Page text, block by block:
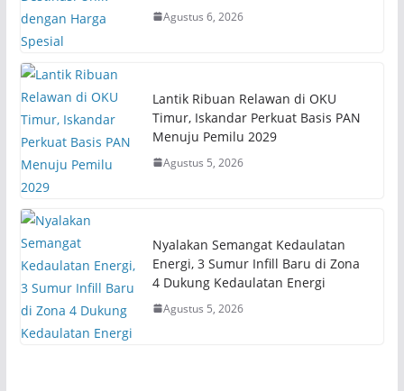
Agustus 6, 2026
Lantik Ribuan Relawan di OKU
Timur, Iskandar Perkuat Basis PAN
Menuju Pemilu 2029
Agustus 5, 2026
Nyalakan Semangat Kedaulatan
Energi, 3 Sumur Infill Baru di Zona
4 Dukung Kedaulatan Energi
Agustus 5, 2026